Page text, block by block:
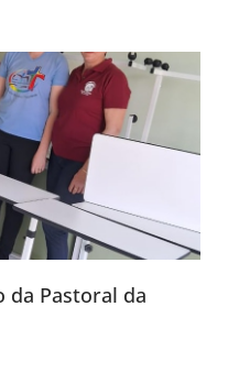
da Pastoral da